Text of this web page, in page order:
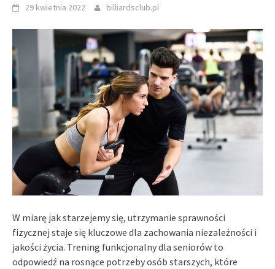
29 kwietnia 2022 billiardsclub.pl
W miarę jak starzejemy się, utrzymanie sprawności
fizycznej staje się kluczowe dla zachowania niezależności i
jakości życia. Trening funkcjonalny dla seniorów to
odpowiedź na rosnące potrzeby osób starszych, które